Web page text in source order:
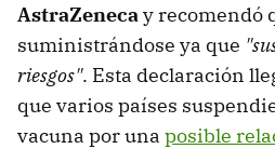
AstraZenecay recomendó
suministrándose ya que
riesgos". Esta declaración
que varios países
vacuna por una posible